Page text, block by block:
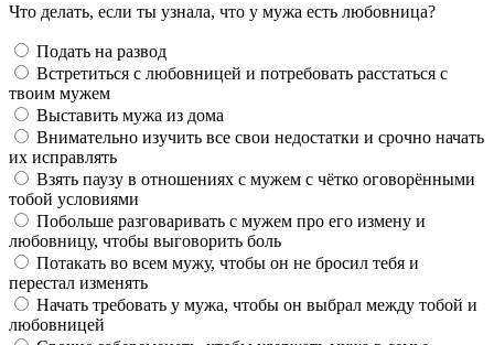
Что делать, если ты узнала, что у мужа есть любовница?
Подать на развод
Встретиться с любовницей и потребовать расстаться с
твоим мужем
Выставить мужа из дома
Внимательно изучить все свои недостатки и срочно начать
их исправлять
Взять паузу в отношениях с мужем с чётко оговорёнными
тобой условиями
Побольше разговаривать с мужем про его измену и
любовницу, чтобы выговорить боль
Потакать во всем мужу, чтобы он не бросил тебя и
перестал изменять
Начать требовать у мужа, чтобы он выбрал между тобой и
любовницей